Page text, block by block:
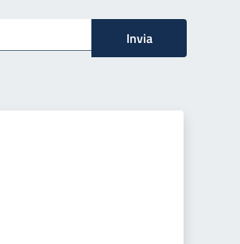
Invia